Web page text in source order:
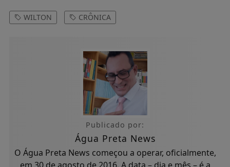
WILTON CRÔNICA
Publicado por:
Água Preta News
O Água Preta News começou a operar, oficialmente,